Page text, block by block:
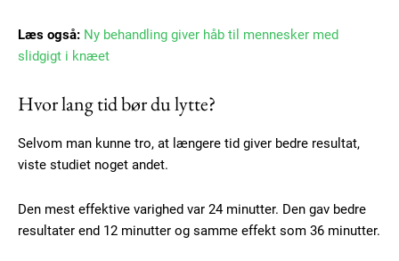
Subscription Plans
Free limited access
Læs også: Ny behandling giver håb til mennesker med
slidgigt i knæet
Hvor lang tid bør du lytte?
Selvom man kunne tro, at længere tid giver bedre resultat,
viste studiet noget andet.
Den mest effektive varighed var 24 minutter. Den gav bedre
resultater end 12 minutter og samme effekt som 36 minutter.